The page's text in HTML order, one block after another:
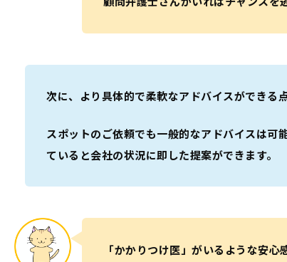
次に、より具体的で柔軟なアドバイスができる点
スポットのご依頼でも一般的なアドバイスは可
ていると会社の状況に即した提案ができます。
「かかりつけ医」がいるような安心